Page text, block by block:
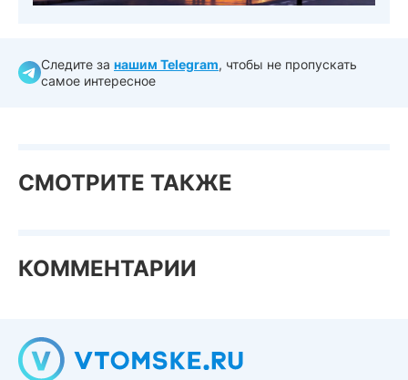
Следите за нашим Telegram, чтобы не пропускать
самое интересное
СМОТРИТЕ ТАКЖЕ
КОММЕНТАРИИ